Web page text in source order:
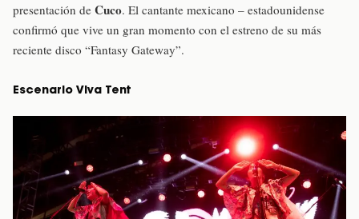
presentación de Cuco. El cantante mexicano – estadounidense
confirmó que vive un gran momento con el estreno de su más
reciente disco “Fantasy Gateway”.
Escenario Viva Tent